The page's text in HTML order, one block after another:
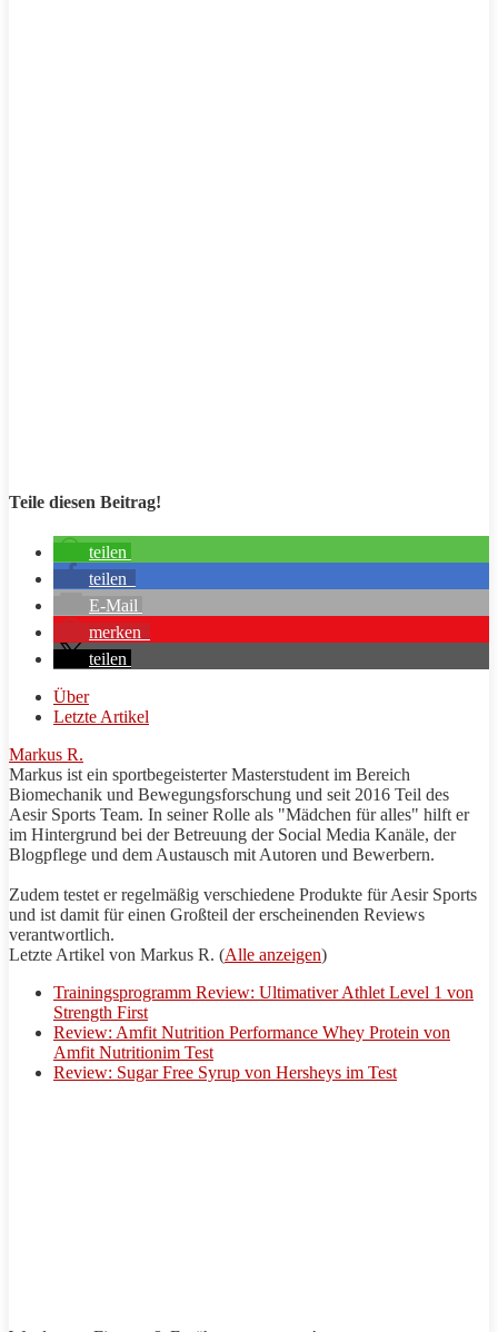
Teile diesen Beitrag!
teilen
teilen
E-Mail
merken
teilen
Über
Letzte Artikel
Markus R.
Markus ist ein sportbegeisterter Masterstudent im Bereich
Biomechanik und Bewegungsforschung und seit 2016 Teil des
Aesir Sports Team. In seiner Rolle als "Mädchen für alles" hilft er
im Hintergrund bei der Betreuung der Social Media Kanäle, der
Blogpflege und dem Austausch mit Autoren und Bewerbern.
Zudem testet er regelmäßig verschiedene Produkte für Aesir Sports
und ist damit für einen Großteil der erscheinenden Reviews
verantwortlich.
Letzte Artikel von Markus R. (Alle anzeigen)
Trainingsprogramm Review: Ultimativer Athlet Level 1 von
Strength First
Review: Amfit Nutrition Performance Whey Protein von
Amfit Nutritionim Test
Review: Sugar Free Syrup von Hersheys im Test